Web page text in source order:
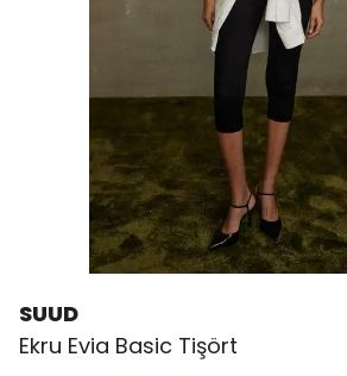
SUUD
Ekru Evia Basic Tişört